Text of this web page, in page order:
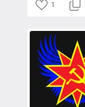
1